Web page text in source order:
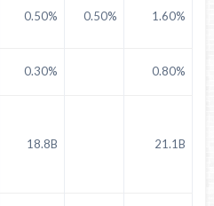
0.50% 0.50% 1.60%
0.30% 0.80%
18.8B 21.1B